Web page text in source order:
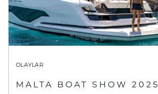
OLAYLAR
MALTA BOAT SHOW 2025